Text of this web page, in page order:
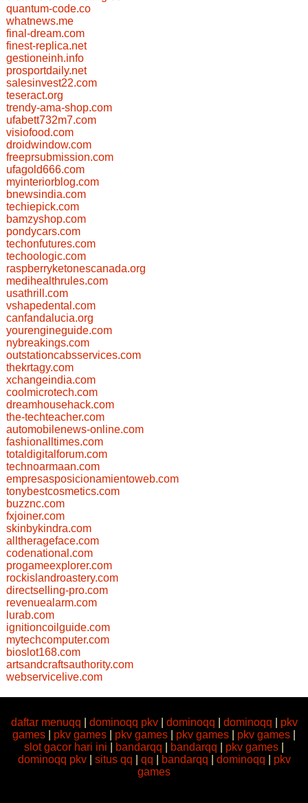
quantum-code.co
whatnews.me
final-dream.com
finest-replica.net
gestioneinh.info
prosportdaily.net
salesinvest22.com
teseract.org
trendy-ama-shop.com
ufabett732m7.com
visiofood.com
droidwindow.com
freeprsubmission.com
ufagold666.com
myinteriorblog.com
bnewsindia.com
techiepick.com
bamzyshop.com
pondycars.com
techonfutures.com
techoologic.com
raspberryketonescanada.org
medihealthrules.com
usathrill.com
vshapedental.com
canfandalucia.org
yourengineguide.com
nybreakings.com
outstationcabsservices.com
thekrtagy.com
xchangeindia.com
coolmicrotech.com
dreamhousehack.com
the-techteacher.com
automobilenews-online.com
fashionalltimes.com
totaldigitalforum.com
technoarmaan.com
empresasposicionamientoweb.com
tonybestcosmetics.com
buzznc.com
fxjoiner.com
skinbykindra.com
alltherageface.com
codenational.com
progameexplorer.com
rockislandroastery.com
directselling-pro.com
revenuealarm.com
lurab.com
ignitioncoilguide.com
mytechcomputer.com
bioslot168.com
artsandcraftsauthority.com
webservicelive.com
daftar menuqq dominoqq pkv| dominoqq dominoqq
pkv
games
pkv games pkv games pkv games pkv games
slot gacor hari ini
bandarqq bandarqq pkv games
dominoqq pkv| situs qq qq bandarqq dominoqq
pkv
games